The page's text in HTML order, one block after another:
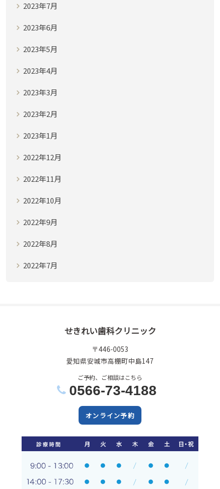
2023年7月
2023年6月
2023年5月
2023年4月
2023年3月
2023年2月
2023年1月
2022年12月
2022年11月
2022年10月
2022年9月
2022年8月
2022年7月
せきれい歯科クリニック
〒446-0053
愛知県安城市高棚町中島147
ご予約、ご相談はこちら
0566-73-4188
オンライン予約